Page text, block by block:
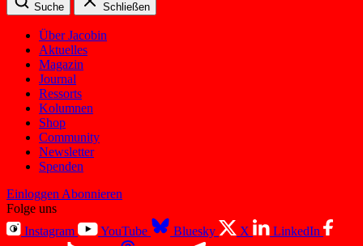
Suche Schließen
Über Jacobin
Aktuelles
Magazin
Journal
Ressorts
Kolumnen
Shop
Community
Newsletter
Spenden
Einloggen Abonnieren
Folge uns
Instagram
YouTube Bluesky X
LinkedIn